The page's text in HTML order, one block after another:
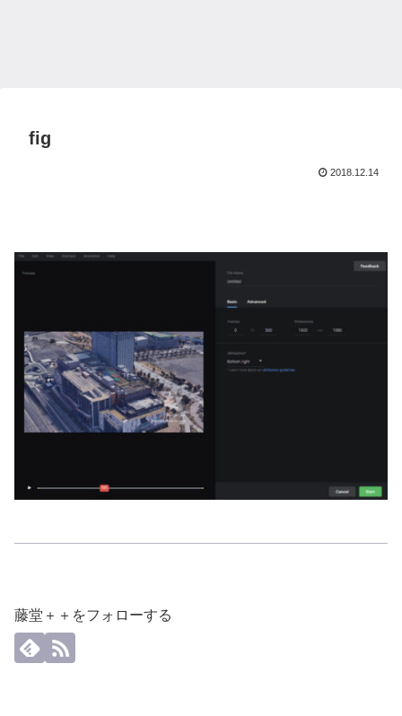
fig
2018.12.14
藤堂＋＋をフォローする